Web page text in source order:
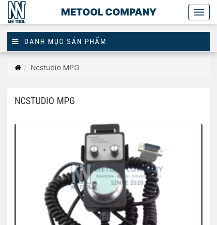
METOOL COMPANY
DANH MỤC SẢN PHẨM
TrangNcstudio MPG
NCSTUDIO MPG